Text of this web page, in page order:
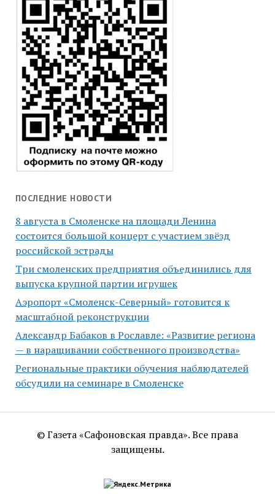
ПОСЛЕДНИЕ НОВОСТИ
8 августа в Смоленске на площади Ленина
состоится большой концерт с участием звёзд
российской эстрады
Три смоленских предприятия объединились для
выпуска крупной партии игрушек
Аэропорт «Смоленск-Северный» готовится к
масштабной реконструкции
Александр Бабаков в Рославле: «Развитие региона
— в наращивании собственного производства»
Региональные практики обучения наблюдателей
обсудили на семинаре в Смоленске
© Газета «Сафоновская правда». Все права
защищены.